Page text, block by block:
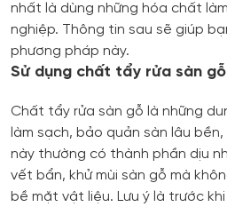
nhất là dùng những hóa chất
nghiệp. Thông tin sau sẽ giúp
phương pháp này.
Sử dụng chất tẩy rửa sàn gỗ
Chất tẩy rửa sàn gỗ là những
làm sạch, bảo quản sàn lâu
này thường có thành phần dịu
vết bẩn, khử mùi sàn gỗ mà
bề mặt vật liệu. Lưu ý là trước